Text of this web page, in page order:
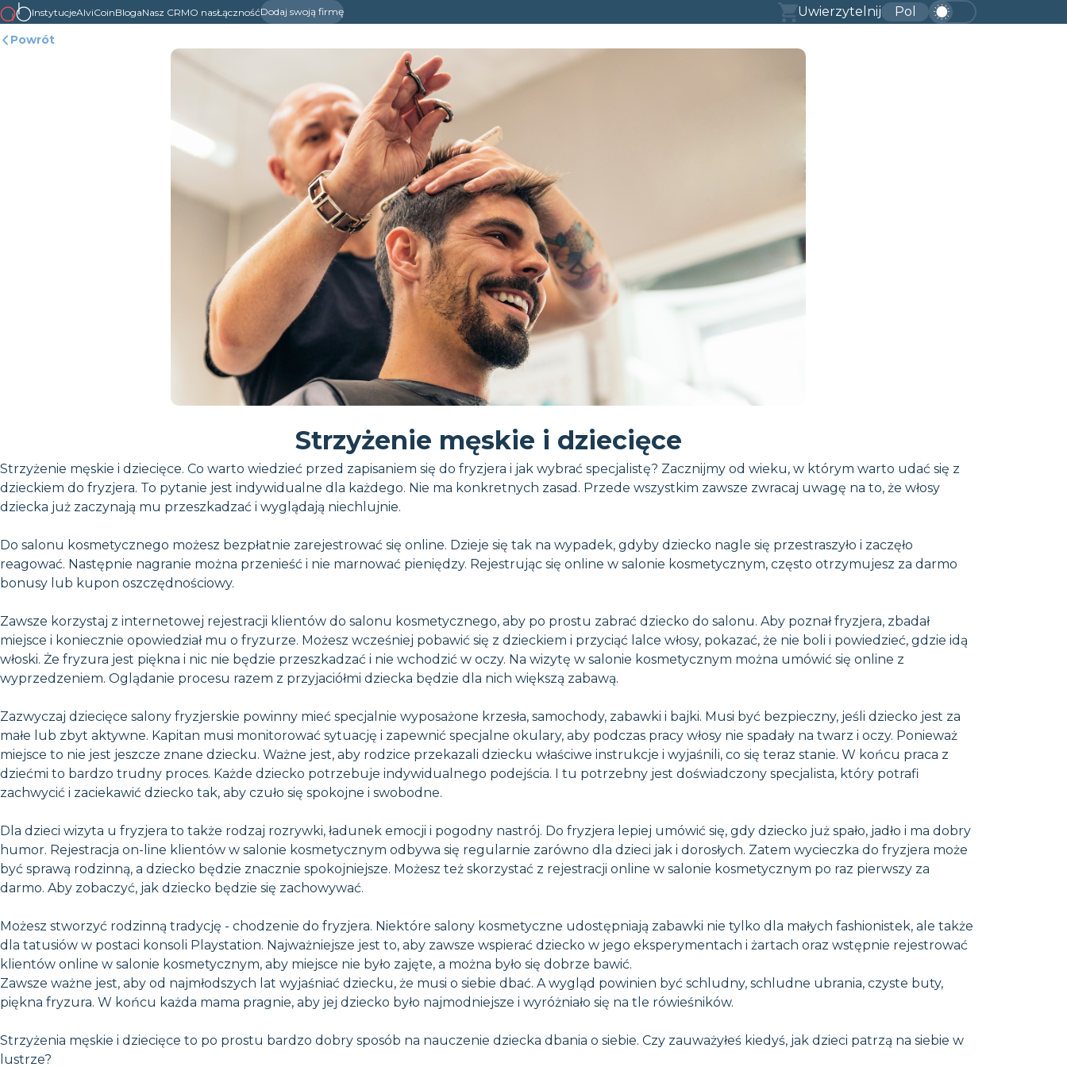
InstytucjeAlviCoinBlogaNasz CRMO nasŁącznośćDodaj swoją firmę Uwierzytelnij Pol
Powrót
Strzyżenie męskie i dziecięce
Strzyżenie męskie i dziecięce. Co warto wiedzieć przed zapisaniem się do fryzjera i jak wybrać specjalistę? Zacznijmy od wieku, w którym warto udać się z
dzieckiem do fryzjera. To pytanie jest indywidualne dla każdego. Nie ma konkretnych zasad. Przede wszystkim zawsze zwracaj uwagę na to, że włosy
dziecka już zaczynają mu przeszkadzać i wyglądają niechlujnie.
Do salonu kosmetycznego możesz bezpłatnie zarejestrować się online. Dzieje się tak na wypadek, gdyby dziecko nagle się przestraszyło i zaczęło
reagować. Następnie nagranie można przenieść i nie marnować pieniędzy. Rejestrując się online w salonie kosmetycznym, często otrzymujesz za darmo
bonusy lub kupon oszczędnościowy.
Zawsze korzystaj z internetowej rejestracji klientów do salonu kosmetycznego, aby po prostu zabrać dziecko do salonu. Aby poznał fryzjera, zbadał
miejsce i koniecznie opowiedział mu o fryzurze. Możesz wcześniej pobawić się z dzieckiem i przyciąć lalce włosy, pokazać, że nie boli i powiedzieć, gdzie idą
włoski. Że fryzura jest piękna i nic nie będzie przeszkadzać i nie wchodzić w oczy. Na wizytę w salonie kosmetycznym można umówić się online z
wyprzedzeniem. Oglądanie procesu razem z przyjaciółmi dziecka będzie dla nich większą zabawą.
Zazwyczaj dziecięce salony fryzjerskie powinny mieć specjalnie wyposażone krzesła, samochody, zabawki i bajki. Musi być bezpieczny, jeśli dziecko jest za
małe lub zbyt aktywne. Kapitan musi monitorować sytuację i zapewnić specjalne okulary, aby podczas pracy włosy nie spadały na twarz i oczy. Ponieważ
miejsce to nie jest jeszcze znane dziecku. Ważne jest, aby rodzice przekazali dziecku właściwe instrukcje i wyjaśnili, co się teraz stanie. W końcu praca z
dziećmi to bardzo trudny proces. Każde dziecko potrzebuje indywidualnego podejścia. I tu potrzebny jest doświadczony specjalista, który potrafi
zachwycić i zaciekawić dziecko tak, aby czuło się spokojne i swobodne.
Dla dzieci wizyta u fryzjera to także rodzaj rozrywki, ładunek emocji i pogodny nastrój. Do fryzjera lepiej umówić się, gdy dziecko już spało, jadło i ma dobry
humor. Rejestracja on-line klientów w salonie kosmetycznym odbywa się regularnie zarówno dla dzieci jak i dorosłych. Zatem wycieczka do fryzjera może
być sprawą rodzinną, a dziecko będzie znacznie spokojniejsze. Możesz też skorzystać z rejestracji online w salonie kosmetycznym po raz pierwszy za
darmo. Aby zobaczyć, jak dziecko będzie się zachowywać.
Możesz stworzyć rodzinną tradycję - chodzenie do fryzjera. Niektóre salony kosmetyczne udostępniają zabawki nie tylko dla małych fashionistek, ale także
dla tatusiów w postaci konsoli Playstation. Najważniejsze jest to, aby zawsze wspierać dziecko w jego eksperymentach i żartach oraz wstępnie rejestrować
klientów online w salonie kosmetycznym, aby miejsce nie było zajęte, a można było się dobrze bawić.
Zawsze ważne jest, aby od najmłodszych lat wyjaśniać dziecku, że musi o siebie dbać. A wygląd powinien być schludny, schludne ubrania, czyste buty,
piękna fryzura. W końcu każda mama pragnie, aby jej dziecko było najmodniejsze i wyróżniało się na tle rówieśników.
Strzyżenia męskie i dziecięce to po prostu bardzo dobry sposób na nauczenie dziecka dbania o siebie. Czy zauważyłeś kiedyś, jak dzieci patrzą na siebie w
lustrze?